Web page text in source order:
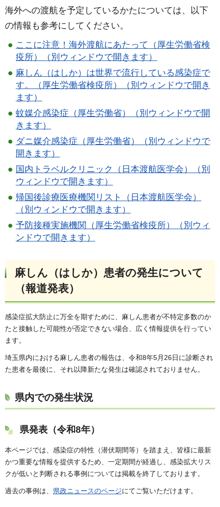
海外への渡航を予定しているかたについては、以下
の情報も参考にしてください。
ここに注意！海外渡航にあたって（厚生労働省検
疫所）（別ウィンドウで開きます）
麻しん（はしか）は世界で流行している感染症で
す。（厚生労働省検疫所）（別ウィンドウで開き
ます）
蚊媒介感染症（厚生労働省）（別ウィンドウで開
きます）
ダニ媒介感染症（厚生労働省）（別ウィンドウで
開きます）
国内トラベルクリニック（日本渡航医学会）（別
ウィンドウで開きます）
帰国後診療医療機関リスト（日本渡航医学会）
（別ウィンドウで開きます）
予防接種実施機関（厚生労働省検疫所）（別ウィ
ンドウで開きます）
麻しん（はしか）患者の発生について
（報道発表）
感染症拡大防止に万全を期すために、麻しん患者が不特定多数のか
たと接触した可能性が否定できない場合、広く情報提供を行ってい
ます。
埼玉県内における麻しん患者の報告は、令和8年5月26日に診断され
た患者を最後に、それ以降新たな発生は確認されておりません。
県内での発生状況
県発表（令和8年）
本ページでは、感染症の特性（潜伏期間等）を踏まえ、皆様に最新
かつ重要な情報を提供するため、一定期間が経過し、感染拡大リス
クが低いと判断される事例については掲載を終了しております。
過去の事例は、 県政ニュースのページにてご覧いただけます。